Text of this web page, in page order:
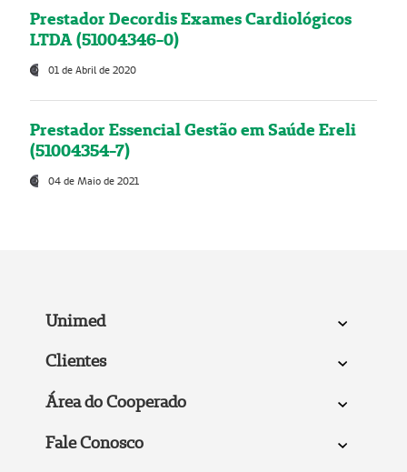
Prestador Decordis Exames Cardiológicos
LTDA (51004346-0)
01 de Abril de 2020
Prestador Essencial Gestão em Saúde Ereli
(51004354-7)
04 de Maio de 2021
Unimed
Clientes
Área do Cooperado
Fale Conosco